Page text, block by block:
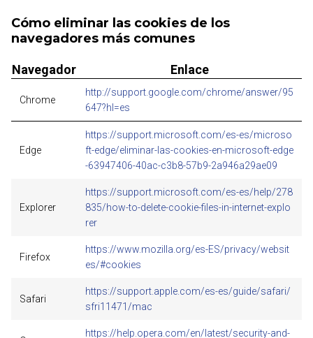
Cómo eliminar las cookies de los
navegadores más comunes
Navegador Enlace
Chrome
http://support.google.com/chrome/answer/95
647?hl=es
Edge
https://support.microsoft.com/es-es/microso
ft-edge/eliminar-las-cookies-en-microsoft-edge
-63947406-40ac-c3b8-57b9-2a946a29ae09
Explorer
https://support.microsoft.com/es-es/help/278
835/how-to-delete-cookie-files-in-internet-explo
rer
Firefox
https://www.mozilla.org/es-ES/privacy/websit
es/#cookies
Safari
https://support.apple.com/es-es/guide/safari/
sfri11471/mac
https://help.opera.com/en/latest/security-and-